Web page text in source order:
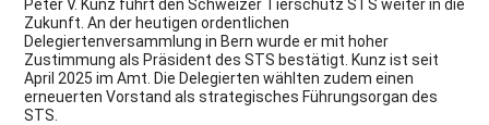
Peter V. Kunz führt den Schweizer Tierschutz STS weiter in die
Zukunft. An der heutigen ordentlichen
Delegiertenversammlung in Bern wurde er mit hoher
Zustimmung als Präsident des STS bestätigt. Kunz ist seit
April 2025 im Amt. Die Delegierten wählten zudem einen
erneuerten Vorstand als strategisches Führungsorgan des
STS.